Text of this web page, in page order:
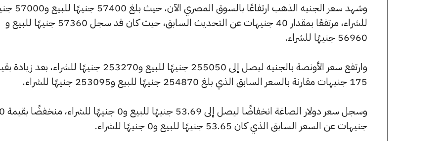
وشهد سعر الجنيه الذهب ارتفاعًا بالسوق
للشراء، مرتفعًا بمقدار 40 جنيهات عن التحديث السابق، حيث كان قد سجل 57360 جنيهًا للبيع و
56960 جنيهًا للشراء.
وارتفع سعر الأونصة بالجنيه ليصل إلى 255050 جنيهًا للبيع و253270 جنيهًا للشراء، بعد
175 جنيهات مقارنة بالسعر السابق الذي بلغ 254870 جنيهًا للبيع و253095 جنيهًا للشراء.
وسجل سعر دولار الصاغة انخفاضًا ليصل إلى 53.69 جنيهًا للبيع و0 جنيهًا للشراء، منخفضًا بقيمة 0
جنيهات عن السعر السابق الذي كان 53.65 جنيهًا للبيع و0 جنيهًا للشراء.